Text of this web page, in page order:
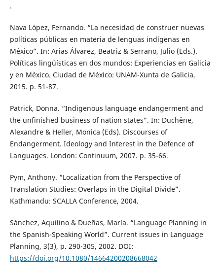
.
Nava López, Fernando. “La necesidad de construer nuevas
políticas públicas en materia de lenguas indígenas en
México”. In: Arias Álvarez, Beatriz & Serrano, Julio (Eds.).
Políticas lingüísticas en dos mundos: Experiencias en Galicia
y en México. Ciudad de México: UNAM-Xunta de Galicia,
2015. p. 51-87.
Patrick, Donna. “Indigenous language endangerment and
the unfinished business of nation states”. In: Duchêne,
Alexandre & Heller, Monica (Eds). Discourses of
Endangerment. Ideology and Interest in the Defence of
Languages. London: Continuum, 2007. p. 35-66.
Pym, Anthony. “Localization from the Perspective of
Translation Studies: Overlaps in the Digital Divide”.
Kathmandu: SCALLA Conference, 2004.
Sánchez, Aquilino & Dueñas, María. “Language Planning in
the Spanish-Speaking World”. Current issues in Language
Planning, 3(3), p. 290-305, 2002. DOI:
https://doi.org/10.1080/14664200208668042